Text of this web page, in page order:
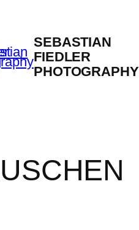
SEBASTIAN
FIEDLER
PHOTOGRAPHY